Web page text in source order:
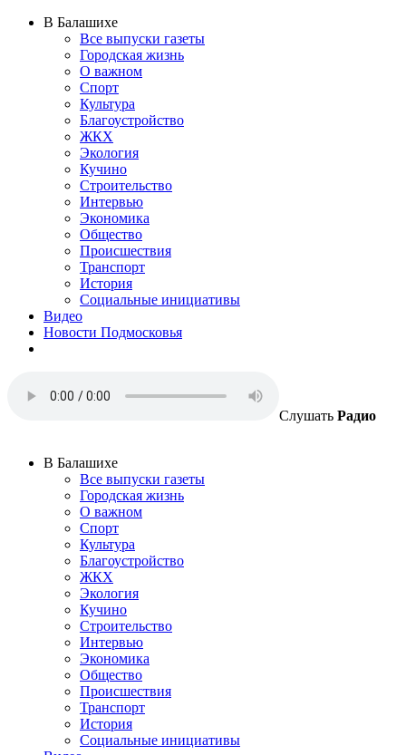
В Балашихе
Все выпуски газеты
Городская жизнь
О важном
Спорт
Культура
Благоустройство
ЖКХ
Экология
Кучино
Строительство
Интервью
Экономика
Общество
Происшествия
Транспорт
История
Социальные инициативы
Видео
Новости Подмосковья
Слушать Радио
В Балашихе
Все выпуски газеты
Городская жизнь
О важном
Спорт
Культура
Благоустройство
ЖКХ
Экология
Кучино
Строительство
Интервью
Экономика
Общество
Происшествия
Транспорт
История
Социальные инициативы